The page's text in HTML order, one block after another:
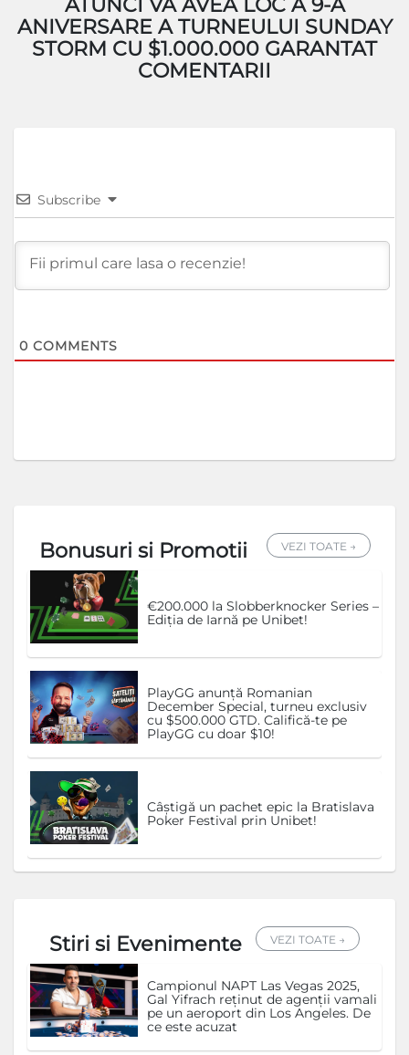
ANIVERSARE A TURNEULUI SUNDAY
STORM CU $1.000.000 GARANTAT
COMENTARII
Subscribe
0 COMMENTS
Bonusuri si Promotii VEZI TOATE →
€200.000 la Slobberknocker Series –
Ediția de Iarnă pe Unibet!
PlayGG anunță Romanian
December Special, turneu exclusiv
cu $500.000 GTD. Califică-te pe
PlayGG cu doar $10!
Câștigă un pachet epic la Bratislava
Poker Festival prin Unibet!
Stiri si Evenimente VEZI TOATE →
Campionul NAPT Las Vegas 2025,
Gal Yifrach reținut de agenții vamali
pe un aeroport din Los Angeles. De
ce este acuzat